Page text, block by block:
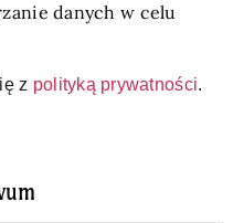
danych w celu
z polityką prywatności.